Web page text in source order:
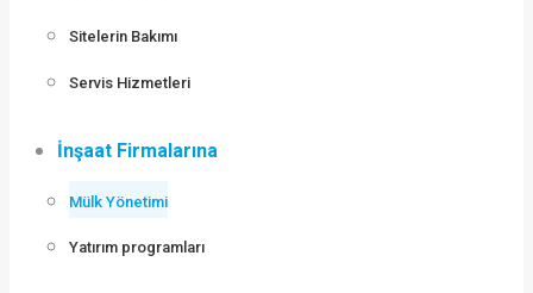
Sitelerin Bakımı
Servis Hizmetleri
İnşaat Firmalarına
Mülk Yönetimi
Yatırım programları